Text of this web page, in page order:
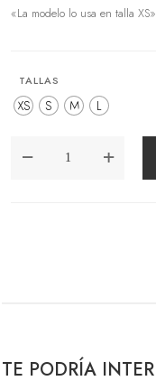
«La modelo lo usa en talla XS»
TALLAS
XS S M L
NARUMI